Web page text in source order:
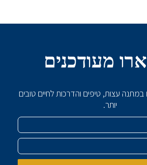
מעודכנים
עצות, טיפים והדרכות לחיים טובים
יותר.